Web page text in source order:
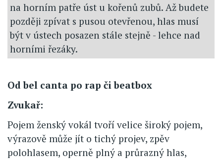
na horním patře úst u kořenů zubů. Až budete
později zpívat s pusou otevřenou, hlas musí
být v ústech posazen stále stejně - lehce nad
horními řezáky.
Od bel canta po rap či beatbox
Zvukař:
Pojem ženský vokál tvoří velice široký pojem,
výrazově může jít o tichý projev, zpěv
polohlasem, operně plný a průrazný hlas,